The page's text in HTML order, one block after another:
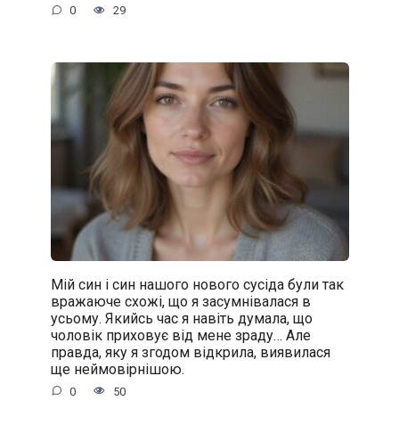
0 29
Мій син і син нашого нового сусіда були так
вражаюче схожі, що я засумнівалася в
усьому. Якийсь час я навіть думала, що
чоловік приховує від мене зраду… Але
правда, яку я згодом відкрила, виявилася
ще неймовірнішою.
0 50